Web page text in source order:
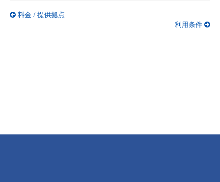
料金 / 提供拠点
利用条件